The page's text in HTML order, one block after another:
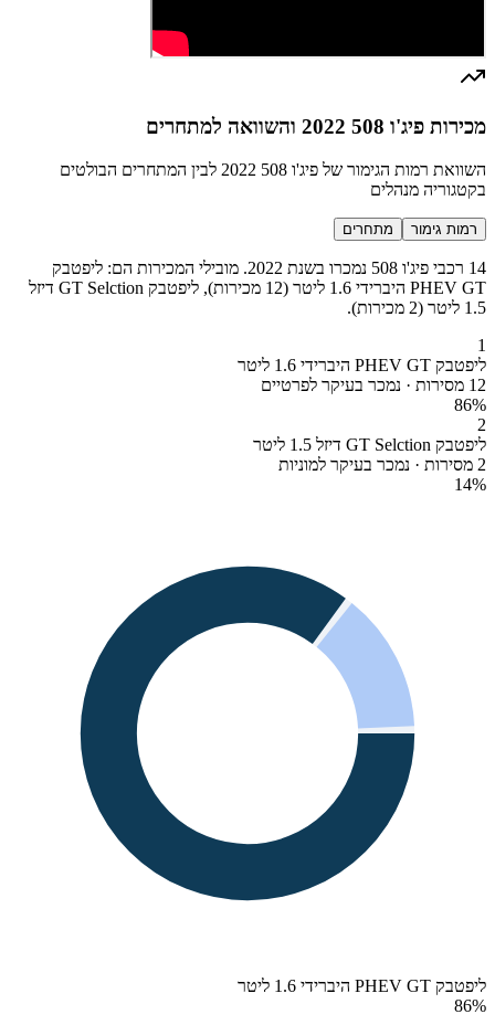
מכירות פיג'ו 508 2022 והשוואה למתחרים
השוואת רמות הגימור של פיג'ו 508 2022 לבין המתחרים הבולטים
בקטגוריה מנהלים
רמות גימור מתחרים
14 רכבי פיג'ו 508 נמכרו בשנת 2022. מובילי המכירות הם: ליפטבק
PHEV GT היברידי 1.6 ליטר (12 מכירות), ליפטבק GT Selction דיזל
1.5 ליטר (2 מכירות).
1
ליפטבק PHEV GT היברידי 1.6 ליטר
12 מסירות · נמכר בעיקר לפרטיים
86%
2
ליפטבק GT Selction דיזל 1.5 ליטר
2 מסירות · נמכר בעיקר למוניות
14%
ליפטבק PHEV GT היברידי 1.6 ליטר
86%